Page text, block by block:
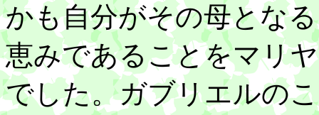
かも自分がその母とな
恵みであることをマリ
でした。ガブリエルの